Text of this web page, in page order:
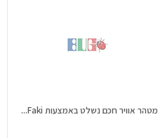
מטהר אוויר חכם נשלט באמצעות Faki...